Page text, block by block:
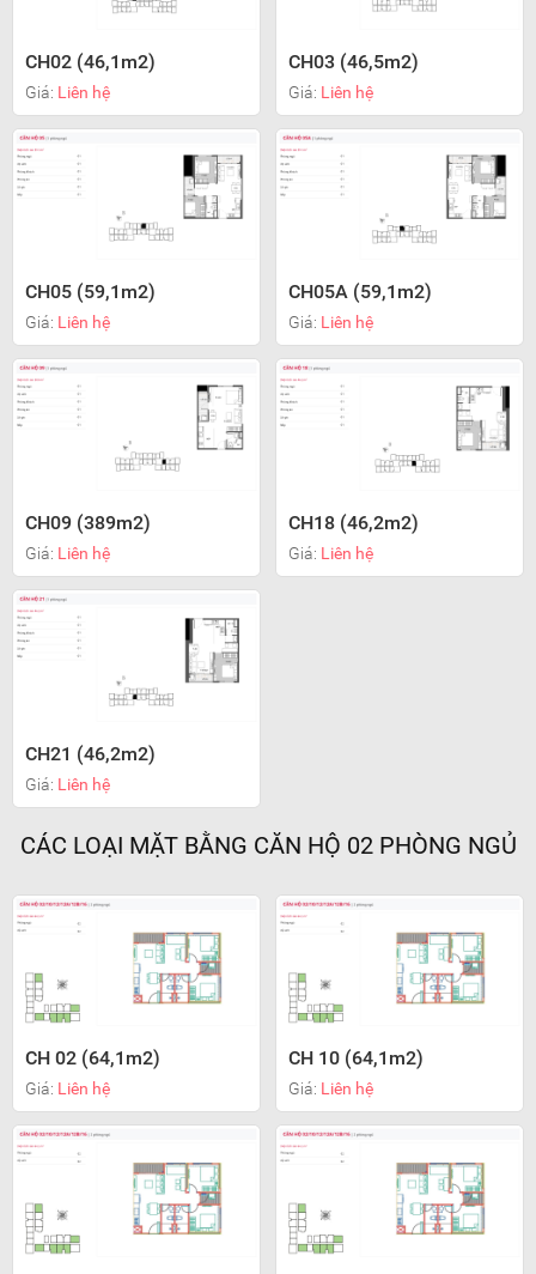
CH02 (46,1m2)
Giá: Liên hệ
CH03 (46,5m2)
Giá: Liên hệ
CH05 (59,1m2)
Giá: Liên hệ
CH05A (59,1m2)
Giá: Liên hệ
CH09 (389m2)
Giá: Liên hệ
CH18 (46,2m2)
Giá: Liên hệ
CH21 (46,2m2)
Giá: Liên hệ
CÁC LOẠI MẶT BẰNG CĂN HỘ 02 PHÒNG NGỦ
CH 02 (64,1m2)
Giá: Liên hệ
CH 10 (64,1m2)
Giá: Liên hệ